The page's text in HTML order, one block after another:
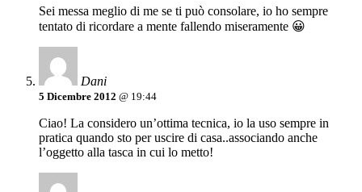
Sei messa meglio di me se ti può consolare, io ho sempre
tentato di ricordare a mente fallendo miseramente 😀
Dani
5 Dicembre 2012 @ 19:44
Ciao! La considero un’ottima tecnica, io la uso sempre in
pratica quando sto per uscire di casa..associando anche
l’oggetto alla tasca in cui lo metto!